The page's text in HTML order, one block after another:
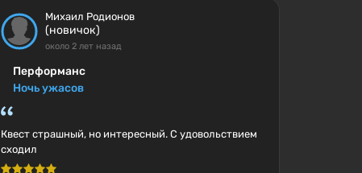
Михаил Родионов
(новичок)
около 2 лет назад
Перформанс
Ночь ужасов
Квест страшный, но интересный. С удовольствием
сходил